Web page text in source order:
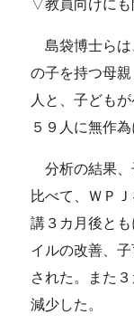
▽教員向けにも
島袋博士らは
の子を持つ母
人と、子ども
５９人に無作
分析の結果、
比べて、ＷＰ
講３カ月後と
イルの改善、
された。また
減少した。